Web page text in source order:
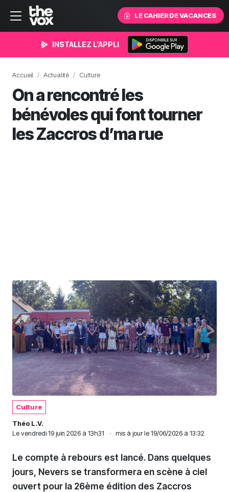
LE CAHIER DE VACANCES
INSTALLEZ L'APPLI
Accueil Actualité Culture
On a rencontré les
bénévoles qui font tourner
les Zaccros d’ma rue
Culture
Théo L.V.
Le vendredi 19 juin 2026 à 13h31 · mis à jour le 19/06/2026 à 13:32
Le compte à rebours est lancé. Dans quelques
jours, Nevers se transformera en scène à ciel
ouvert pour la 26ème édition des Zaccros